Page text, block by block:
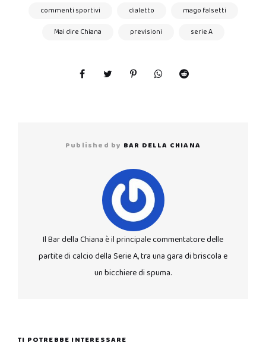
commenti sportivi
dialetto
mago falsetti
Mai dire Chiana
previsioni serie A
Published by BAR DELLA CHIANA
Il Bar della Chiana è il principale commentatore delle
partite di calcio della Serie A, tra una gara di briscola e
un bicchiere di spuma.
TI POTREBBE INTERESSARE